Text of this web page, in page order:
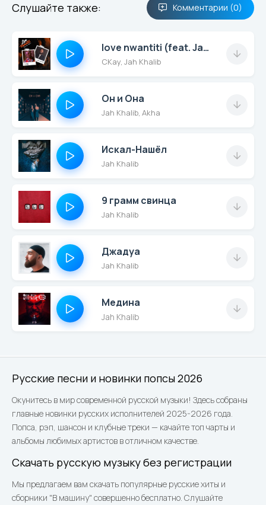
Русские песни и новинки попсы 2026
Окунитесь в мир современной русской музыки! Здесь собраны
главные новинки русских исполнителей 2025-2026 года.
Попса, рэп, шансон и клубные треки — качайте топ чарты и
альбомы любимых артистов в отличном качестве.
Скачать русскую музыку без регистрации
Мы предлагаем вам скачать популярные русские хиты и
сборники "В машину" совершенно бесплатно. Слушайте
Слушайте также: Комментарии (0)
love nwantiti (feat. Jah Khalib)
CKay, Jah Khalib
Он и Она
Jah Khalib, Akha
Искал-Нашёл
Jah Khalib
9 грамм свинца
Jah Khalib
Джадуа
Jah Khalib
Медина
Jah Khalib